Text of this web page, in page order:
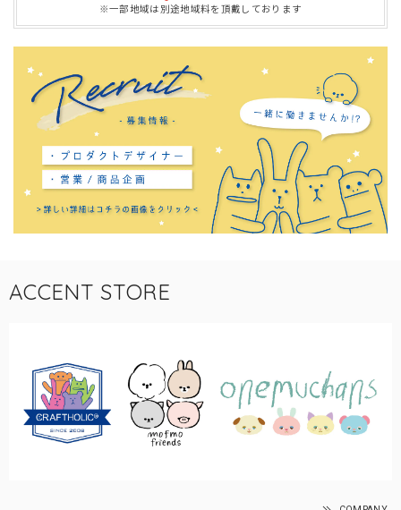
※一部地域は別途地域料を頂戴しております
ACCENT STORE